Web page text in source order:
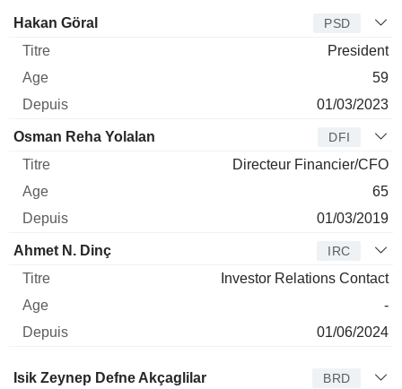
Dirigeant Titre
Hakan Göral PSD
President
59
01/03/2023
Osman Reha Yolalan DFI
Directeur Financier/CFO
65
01/03/2019
Ahmet N. Dinç IRC
Investor Relations Contact
-
01/06/2024
Administrateur Titre Age Depuis
Isik Zeynep Defne Akçaglilar BRD